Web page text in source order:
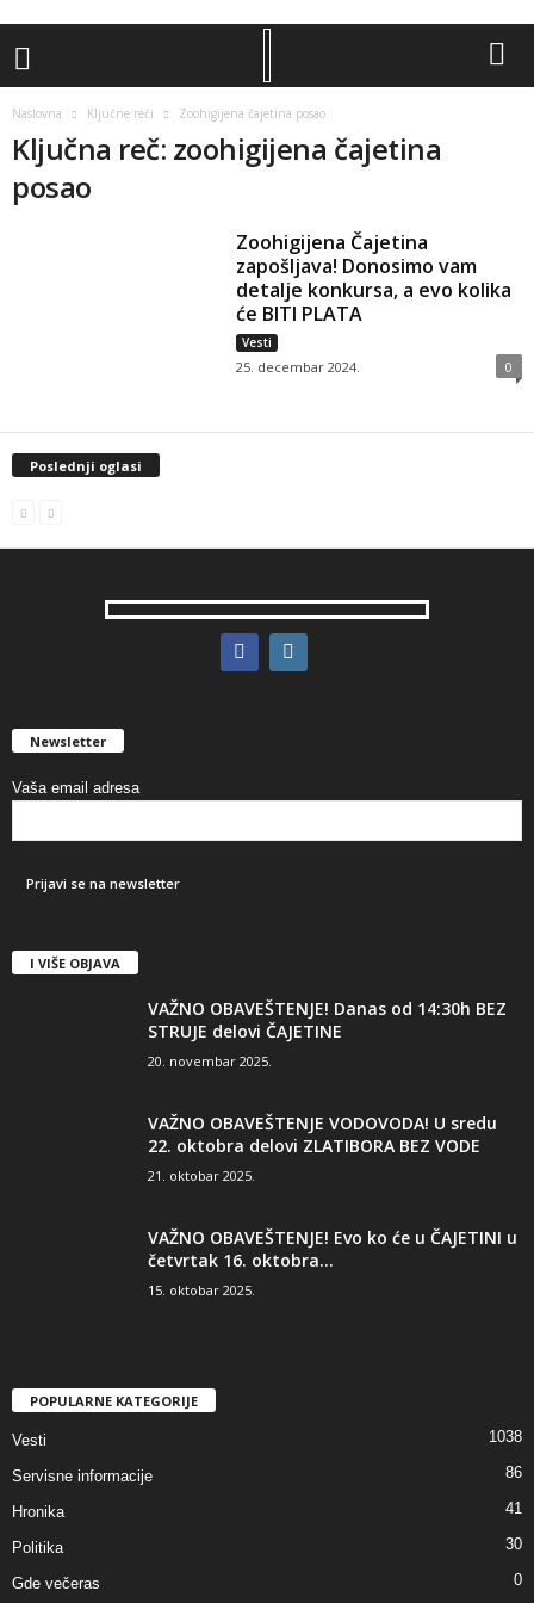
Naslovna Ključne reči Zoohigijena čajetina posao
Ključna reč: zoohigijena čajetina
posao
Zoohigijena Čajetina
zapošljava! Donosimo vam
detalje konkursa, a evo kolika
će BITI PLATA
Vesti
25. decembar 2024. 0
Poslednji oglasi
Newsletter
Vaša email adresa
I VIŠE OBJAVA
VAŽNO OBAVEŠTENJE! Danas od 14:30h BEZ
STRUJE delovi ČAJETINE
20. novembar 2025.
VAŽNO OBAVEŠTENJE VODOVODA! U sredu
22. oktobra delovi ZLATIBORA BEZ VODE
21. oktobar 2025.
VAŽNO OBAVEŠTENJE! Evo ko će u ČAJETINI u
četvrtak 16. oktobra...
15. oktobar 2025.
POPULARNE KATEGORIJE
Vesti 1038
Servisne informacije 86
Hronika 41
Politika 30
Gde večeras 0